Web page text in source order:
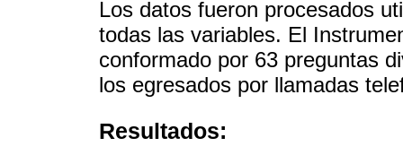
Los datos fueron procesados
todas las variables. El
conformado por 63 preguntas
los egresados por llamadas
Resultados: